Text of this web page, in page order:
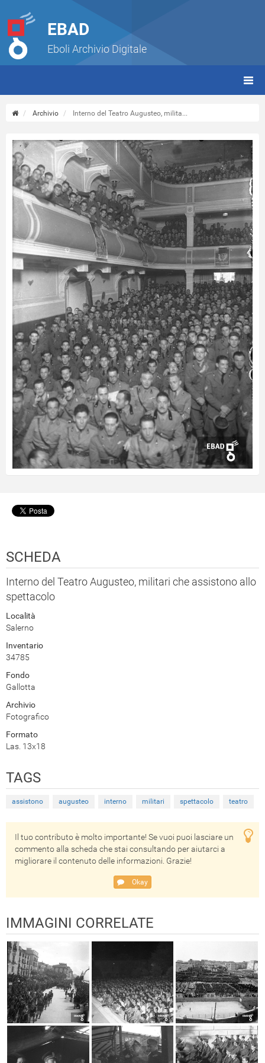
EBAD
Eboli Archivio Digitale
Archivio Interno del Teatro Augusteo, milita...
SCHEDA
Interno del Teatro Augusteo, militari che assistono allo
spettacolo
Località
Salerno
Inventario
34785
Fondo
Gallotta
Archivio
Fotografico
Formato
Las. 13x18
TAGS
assistono augusteo interno militari spettacolo teatro
Il tuo contributo è molto importante! Se vuoi puoi lasciare un
commento alla scheda che stai consultando per aiutarci a
migliorare il contenuto delle informazioni. Grazie!
Okay
IMMAGINI CORRELATE